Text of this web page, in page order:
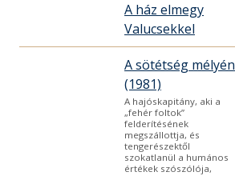
A ház elmegy
Valucsekkel
A sötétség mélyén
(1981)
A hajóskapitány, aki a
„fehér foltok”
felderítésének
megszállottja, és
tengerészektől
szokatlanül a humános
értékek szószólója,